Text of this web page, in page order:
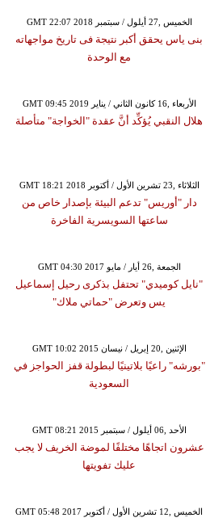
GMT 22:07 2018 الخميس ,27 أيلول / سبتمبر
بنى ياس يحقق أكبر نتيجة فى تاريخ مواجهاته
مع الوحدة
GMT 09:45 2019 الأربعاء ,16 كانون الثاني / يناير
هلال النقبي يُؤكِّد أنَّ عقدة "الخواجة" متأصلة
GMT 18:21 2018 الثلاثاء ,23 تشرين الأول / أكتوبر
دار "أوريس" تدعم البيئة بإصدار خاص من
ساعتها السويسرية الفاخرة
GMT 04:30 2017 الجمعة ,26 أيار / مايو
"نايل كوميدي" تحتفل بذكرى رحيل إسماعيل
يس وتعرض "حماتي ملاك"
GMT 10:02 2015 الإثنين ,20 إبريل / نيسان
"بورشه" راعيًا بلاتينيًا لبطولة قفز الحواجز في
السعودية
GMT 08:21 2015 الأحد ,06 أيلول / سبتمبر
عشرون اتجاهًا مختلفًا لموضة الخريف لا يجب
عليك تفويتها
GMT 05:48 2017 الخميس ,12 تشرين الأول / أكتوبر